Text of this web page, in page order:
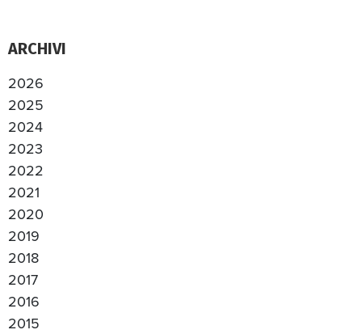
ARCHIVI
2026
2025
2024
2023
2022
2021
2020
2019
2018
2017
2016
2015